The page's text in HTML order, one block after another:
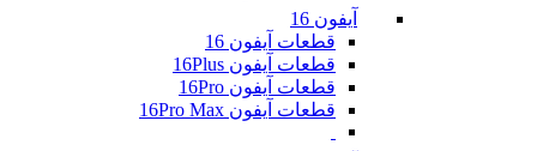
آیفون 16
قطعات آیفون 16
قطعات آیفون 16Plus
قطعات آیفون 16Pro
قطعات آیفون 16Pro Max